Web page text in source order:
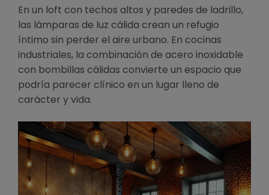
En un loft con techos altos y paredes de ladrillo,
las lámparas de luz cálida crean un refugio
íntimo sin perder el aire urbano. En cocinas
industriales, la combinación de acero inoxidable
con bombillas cálidas convierte un espacio que
podría parecer clínico en un lugar lleno de
carácter y vida.